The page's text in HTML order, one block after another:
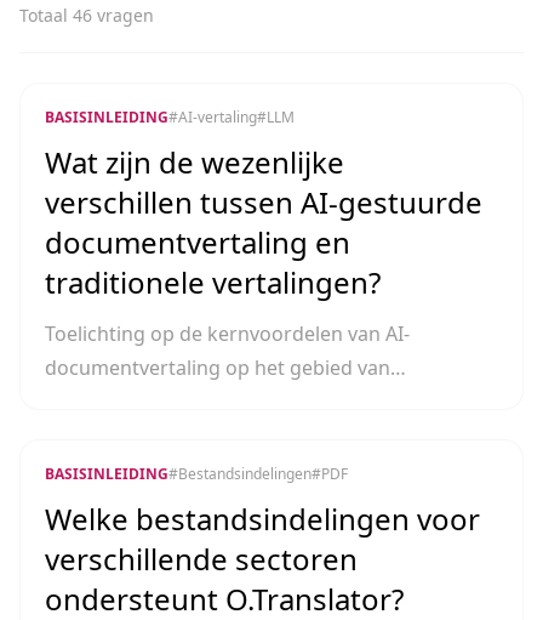
Totaal 46 vragen
BASISINLEIDING#AI-vertaling#LLM
Wat zijn de wezenlijke
verschillen tussen AI-gestuurde
documentvertaling en
traditionele vertalingen?
Toelichting op de kernvoordelen van AI-
documentvertaling op het gebied van
BASISINLEIDING#Bestandsindelingen#PDF
Welke bestandsindelingen voor
verschillende sectoren
ondersteunt O.Translator?